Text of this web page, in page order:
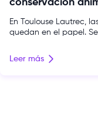
conservación
En Toulouse Lautrec,
quedan en el papel.
experiencias reales.
carrera de Videojuegos
generar conciencia
Leer más